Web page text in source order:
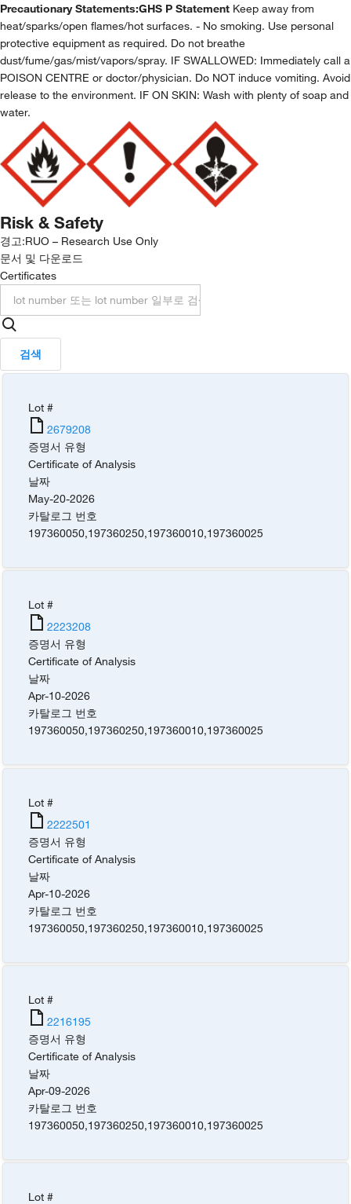
Precautionary Statements:GHS P Statement Keep away from
heat/sparks/open flames/hot surfaces. - No smoking. Use personal
protective equipment as required. Do not breathe
dust/fume/gas/mist/vapors/spray. IF SWALLOWED: Immediately call a
POISON CENTRE or doctor/physician. Do NOT induce vomiting. Avoid
release to the environment. IF ON SKIN: Wash with plenty of soap and
water.
Risk & Safety
경고:RUO – Research Use Only
문서 및 다운로드
Certificates
검색
Lot #
2679208
증명서 유형
Certificate of Analysis
날짜
May-20-2026
카탈로그 번호
197360050,197360250,197360010,197360025
Lot #
2223208
증명서 유형
Certificate of Analysis
날짜
Apr-10-2026
카탈로그 번호
197360050,197360250,197360010,197360025
Lot #
2222501
증명서 유형
Certificate of Analysis
날짜
Apr-10-2026
카탈로그 번호
197360050,197360250,197360010,197360025
Lot #
2216195
증명서 유형
Certificate of Analysis
날짜
Apr-09-2026
카탈로그 번호
197360050,197360250,197360010,197360025
Lot #